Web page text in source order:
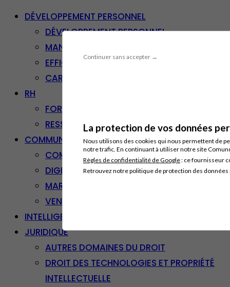
Continuer sans accepter →
La protection de vos données
Nous utilisons des cookies qui nous permettent de
notre trafic. En continuant à utiliser notre site
Règles de confidentialité de Google: ce fournisseur
Retrouvez notre politique de protection des
DÉVELOPPEMENT PERSONNEL
DÉVELOPPEMENT PERSONNEL
MANAGEMENT
EFFICACITÉ PROFESSIONNELLE
CARRIÈRE & RECONVERSION
RH
FORMATION PROFESSIONNELLE
RESSOURCES HUMAINES
COMMUNICATION/DIGITAL
COMMUNICATION
DIGITAL
MARKETING
VENTE – RELATION CLIENT
INTELLIGENCE ARTIFICIELLE
JURIDIQUE
AUTRES DOMAINES DU DROIT
DROIT DES TECHNOLOGIES ET PROPRIÉTÉ
INTELLECTUELLE